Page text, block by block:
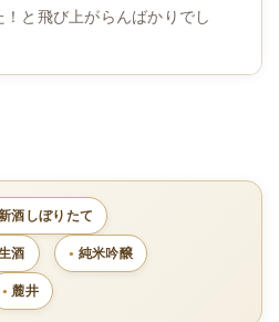
と飛び上がらんばかりでし
酒しぼりたて
酒 純米吟醸
麓井